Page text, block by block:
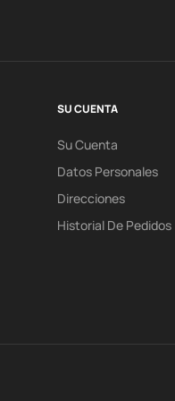
SU CUENTA
Su Cuenta
Datos Personales
Direcciones
Historial De Pedidos